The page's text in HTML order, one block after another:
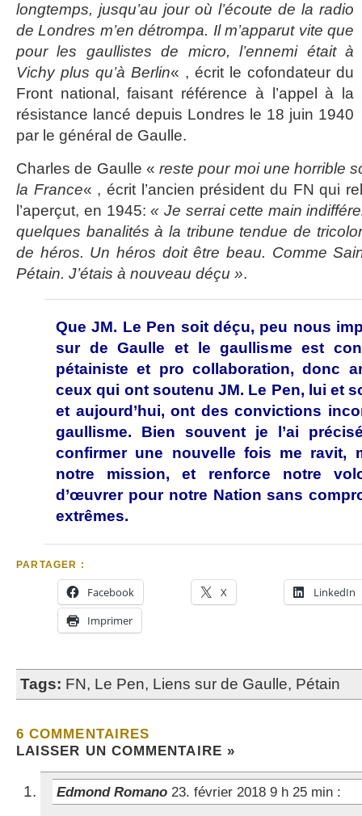
longtemps, jusqu’au jour où l’écoute de la radio
de Londres m’en détrompa. Il m’apparut vite que
pour les gaullistes de micro, l’ennemi était à
Vichy plus qu’à Berlin« , écrit le cofondateur du
Front national, faisant référence à l’appel à la
résistance lancé depuis Londres le 18 juin 1940
par le général de Gaulle.
Charles de Gaulle « reste pour moi une horrible
la France« , écrit l’ancien président du FN qui
l’aperçut, en 1945:« Je serrai cette main
quelques banalités à la tribune tendue de
de héros. Un héros doit être beau. Comme
Pétain. J’étais à nouveau déçu ».
Que JM. Le Pen soit déçu, peu nous
sur de Gaulle et le gaullisme est
pétainiste et pro collaboration, donc
ceux qui ont soutenu JM. Le Pen, lui et
et aujourd’hui, ont des convictions
gaullisme. Bien souvent je l’ai
confirmer une nouvelle fois me ravit,
notre mission, et renforce notre
d’œuvrer pour notre Nation sans
extrêmes.
PARTAGER :
Facebook X
LinkedIn
Imprimer
Tags: FN, Le Pen, Liens sur de Gaulle, Pétain
6 COMMENTAIRES
LAISSER UN COMMENTAIRE »
Edmond Romano 23. février 2018 9 h 25 min :